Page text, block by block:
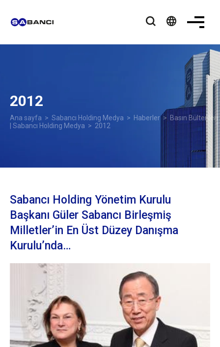
language
2012
Ana sayfa > Sabancı Holding Medya > Haberler> Basın Bültenleri
| Sabancı Holding Medya > 2012
Sabancı Holding Yönetim Kurulu
Başkanı Güler Sabancı Birleşmiş
Milletler’in En Üst Düzey Danışma
Kurulu’nda…